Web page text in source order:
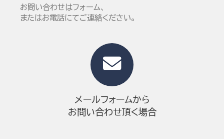
お問い合わせはフォーム、
またはお電話にてご連絡ください。
メールフォームから
お問い合わせ頂く場合